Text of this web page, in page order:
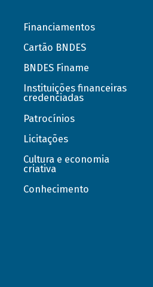
Financiamentos
Cartão BNDES
BNDES Finame
Instituições financeiras
credenciadas
Patrocínios
Licitações
Cultura e economia
criativa
Conhecimento